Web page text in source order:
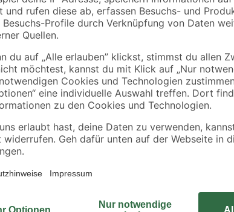
2-
REV Ritter
3-Phasen-
Automatenschiene
5, 99€
B1
Acryl weiß
1,99€
7,11 € / Liter
Eine rustikale Mischung